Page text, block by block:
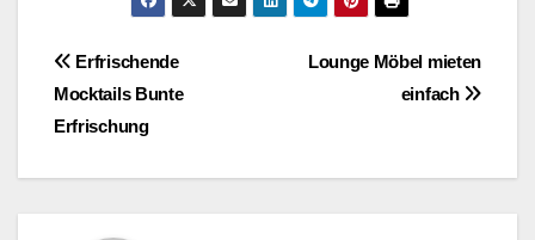
BeitragsnavigationLounge Möbel mieten
einfach
Erfrischende
Mocktails Bunte
Erfrischung